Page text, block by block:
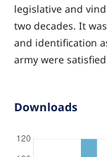
legislative and
two decades. It
and identification
army were
Downloads